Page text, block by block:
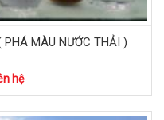
MÀU NƯỚC THẢI )
hệ